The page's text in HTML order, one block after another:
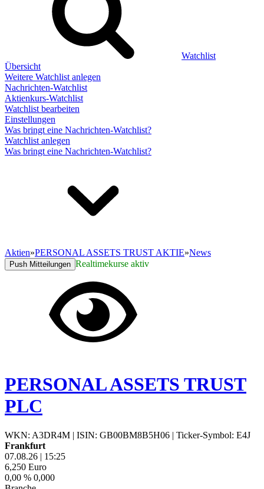
Watchlist
Übersicht
Weitere Watchlist anlegen
Nachrichten-Watchlist
Aktienkurs-Watchlist
Watchlist bearbeiten
Einstellungen
Was bringt eine Nachrichten-Watchlist?
Watchlist anlegen
Was bringt eine Nachrichten-Watchlist?
Aktien»PERSONAL ASSETS TRUST AKTIE»News
Push Mitteilungen Realtimekurse aktiv
PERSONAL ASSETS TRUST
PLC
WKN: A3DR4M | ISIN: GB00BM8B5H06 | Ticker-Symbol: E4J
Frankfurt
07.08.26 | 15:25
6,250 Euro
0,00 % 0,000